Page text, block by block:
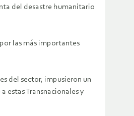
del desastre humanitario
las más importantes
del sector, impusieron un
estas Transnacionales y